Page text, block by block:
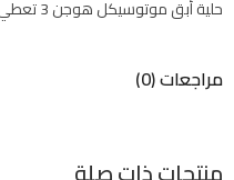
حلية أبق موتوسيكل هوجن 3 تعطي منظراً رائعاً
مراجعات (0)